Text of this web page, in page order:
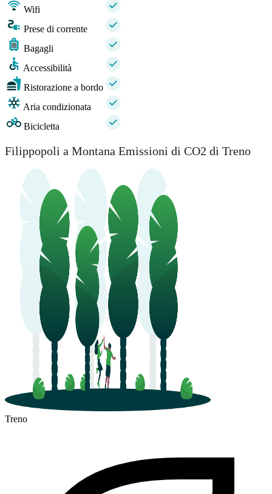
Wifi
Prese di corrente
Bagagli
Accessibilità
Ristorazione a bordo
Aria condizionata
Bicicletta
Filippopoli a Montana Emissioni di CO2 di Treno
Treno